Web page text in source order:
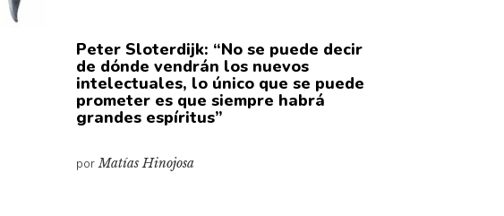
Peter Sloterdijk: “No se puede decir
de dónde vendrán los nuevos
intelectuales, lo único que se puede
prometer es que siempre habrá
grandes espíritus”
porMatías Hinojosa